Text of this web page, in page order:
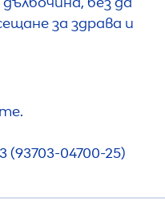
за здрава и
04700-25)